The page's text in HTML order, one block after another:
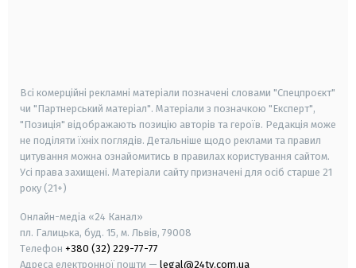
Всі комерційні рекламні матеріали позначені словами "Спецпроєкт"
чи "Партнерський матеріал". Матеріали з позначкою "Експерт",
"Позиція" відображають позицію авторів та героїв. Редакція може
не поділяти їхніх поглядів. Детальніше щодо реклами та правил
цитування можна ознайомитись в правилах користування сайтом.
Усі права захищені. Матеріали сайту призначені для осіб старше 21
року (21+)
Онлайн-медіа «24 Канал»
пл. Галицька, буд. 15, м. Львів, 79008
Телефон +380 (32) 229-77-77
Адреса електронної пошти — legal@24tv.com.ua